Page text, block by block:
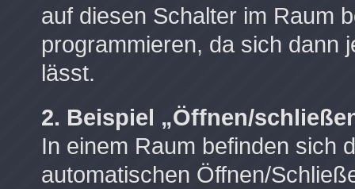
auf diesen Schalter im Raum
programmieren, da sich dann
lässt.
2. Beispiel „Öffnen/
In einem Raum befinden sich
automatischen Öffnen/